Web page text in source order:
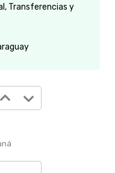
Transferencias y